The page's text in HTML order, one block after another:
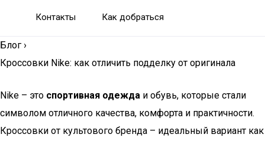
Контакты Как добраться
Блог ›
Кроссовки Nike: как отличить подделку от оригинала
Nike – это спортивная одежда и обувь, которые стали
символом отличного качества, комфорта и практичности.
Кроссовки от культового бренда – идеальный вариант как